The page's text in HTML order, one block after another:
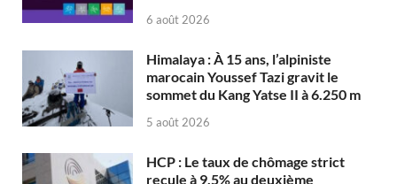
6 août 2026
Himalaya : À 15 ans, l’alpiniste
marocain Youssef Tazi gravit le
sommet du Kang Yatse II à 6.250 m
5 août 2026
HCP : Le taux de chômage strict
recule à 9,5% au deuxième